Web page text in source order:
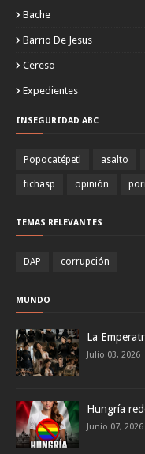
Bache
Barrio De Jesus
Cereso
Expedientes
INSEGURIDAD ABC
Popocatépetl asalto
fichasp opinión
TEMAS RELEVANTES
DAP corrupción
MUNDO
La
Julio 03, 2026
Hungría
Junio 07, 2026